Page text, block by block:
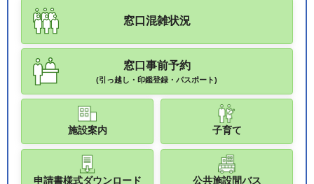
窓口混雑状況
窓口事前予約
(引っ越し・印鑑登録・パスポート)
施設案内 子育て
申請書様式ダウンロード 公共施設間バス